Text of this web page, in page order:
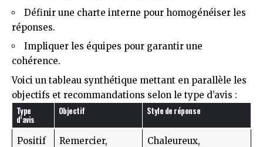
Définir une charte interne pour homogénéiser les
réponses.
Impliquer les équipes pour garantir une
cohérence.
Voici un tableau synthétique mettant en parallèle les
objectifs et recommandations selon le type d’avis :
Type
d’avis
Objectif Style de réponse
Positif
Remercier,
Chaleureux,